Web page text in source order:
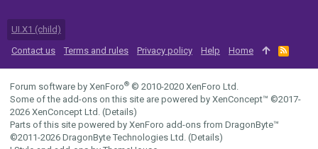
UI.X1 (child)
Contact us
Terms and rules Privacy policy Help Home
R
S
Forum software by XenForo® © 2010-2020 XenForo Ltd.
Some of the add-ons on this site are powered by XenConcept™ ©2017-
2026 XenConcept Ltd. (Details)
Parts of this site powered by XenForo add-ons from DragonByte™
©2011-2026 DragonByte Technologies Ltd. (Details)